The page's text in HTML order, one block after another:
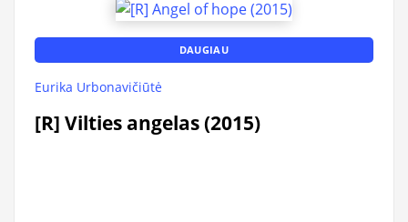
DAUGIAU
Eurika Urbonavičiūtė
[R] Vilties angelas (2015)